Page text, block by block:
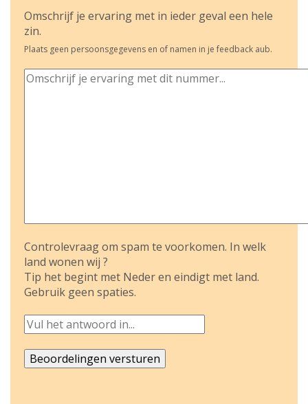
Omschrijf je ervaring met in ieder geval een hele
zin.
Plaats geen persoonsgegevens en of namen in je feedback aub.
Controlevraag om spam te voorkomen. In welk
land wonen wij ?
Tip het begint met Neder en eindigt met land.
Gebruik geen spaties.